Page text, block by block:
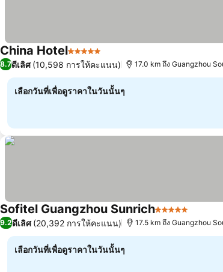
China Hotel5 ดาว ดูราคา
8.7ดีเลิศ (10,598 การให้คะแนน) 17.0 km ถึง Guangzhou
เลือกวันที่เพื่อดูราคาในวันนั้นๆ
Sofitel Guangzhou Sunrich5 ดาว
9.2ดีเลิศ (20,392 การให้คะแนน) 17.5 km ถึง Guangzhou
เลือกวันที่เพื่อดูราคาในวันนั้นๆ